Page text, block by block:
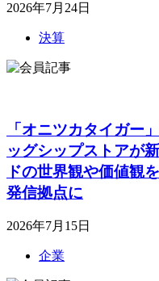
2026年7月24日
決算
「オニツカタイガー
ッグシップストアが
ドの世界観や価値観
発信拠点に
2026年7月15日
企業